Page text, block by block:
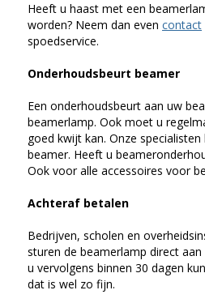
Heeft u haast met een
worden? Neem dan even contact
spoedservice.
Onderhoudsbeurt beamer
Een onderhoudsbeurt aan uw
beamerlamp. Ook moet u
goed kwijt kan. Onze
beamer. Heeft u
Ook voor alle accessoires voor
Achteraf betalen
Bedrijven, scholen en
sturen de beamerlamp direct
u vervolgens binnen 30 dagen
dat is wel zo fijn.